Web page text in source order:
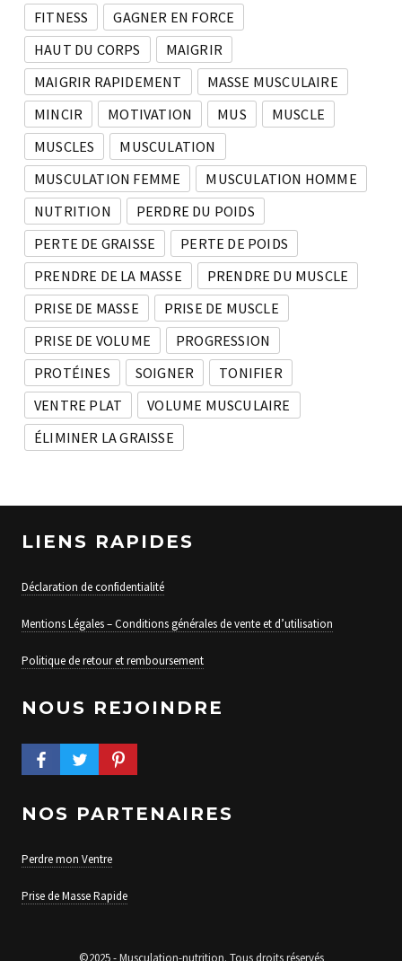
FITNESS
GAGNER EN FORCE
HAUT DU CORPS
MAIGRIR
MAIGRIR RAPIDEMENT
MASSE MUSCULAIRE
MINCIR
MOTIVATION MUS
MUSCLE
MUSCLES
MUSCULATION
MUSCULATION FEMME
MUSCULATION HOMME
NUTRITION
PERDRE DU POIDS
PERTE DE GRAISSE
PERTE DE POIDS
PRENDRE DE LA MASSE
PRENDRE DU MUSCLE
PRISE DE MASSE
PRISE DE MUSCLE
PRISE DE VOLUME
PROGRESSION
PROTÉINES
SOIGNER
TONIFIER
VENTRE PLAT
VOLUME MUSCULAIRE
ÉLIMINER LA GRAISSE
LIENS RAPIDES
Déclaration de confidentialité
Mentions Légales – Conditions générales de vente et d’utilisation
Politique de retour et remboursement
NOUS REJOINDRE
FACEBOOK PROFILE
TWITTER PROFILEPINTEREST PROFILE
NOS PARTENAIRES
Perdre mon Ventre
Prise de Masse Rapide
©2025 - Musculation-nutrition. Tous droits réservés